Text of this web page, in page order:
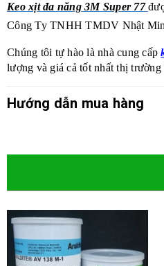
Keo xịt đa năng 3M Super 77
Công Ty TNHH TMDV Nhật
Chúng tôi tự hào là nhà cung cấp
lượng và giá cả tốt nhất thị
Hướng dẫn mua hàng